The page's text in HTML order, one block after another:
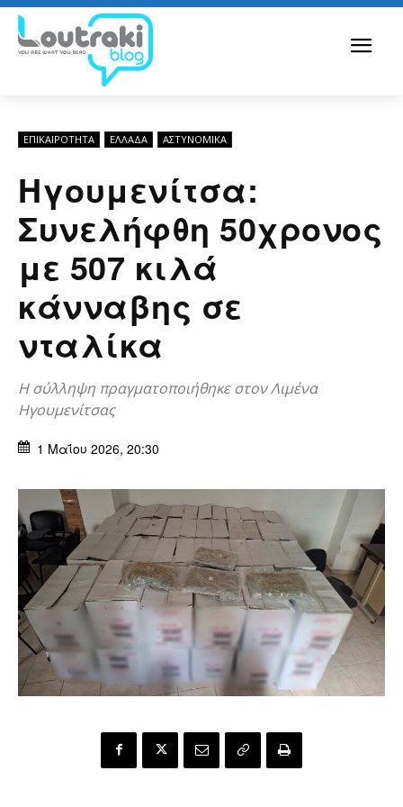
ΕΠΙΚΑΙΡΟΤΗΤΑ ΕΛΛΆΔΑ ΑΣΤΥΝΟΜΙΚΆ
Ηγουμενίτσα:
Συνελήφθη 50χρονος
με 507 κιλά
κάνναβης σε
νταλίκα
Η σύλληψη πραγματοποιήθηκε στον Λιμένα
Ηγουμενίτσας
1 Μαΐου 2026, 20:30